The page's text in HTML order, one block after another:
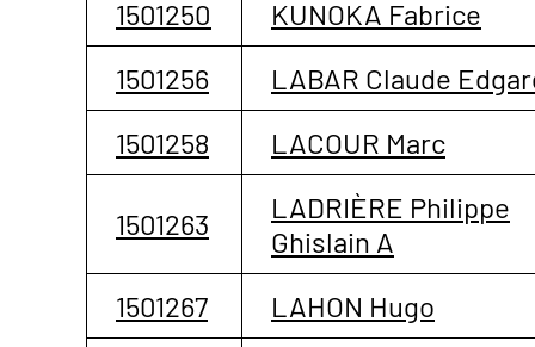
1501250
KUNOKA Fabrice
1501256
LABAR Claude
1501258
LACOUR Marc
1501263
LADRIÈRE Philippe
Ghislain A
1501267
LAHON Hugo